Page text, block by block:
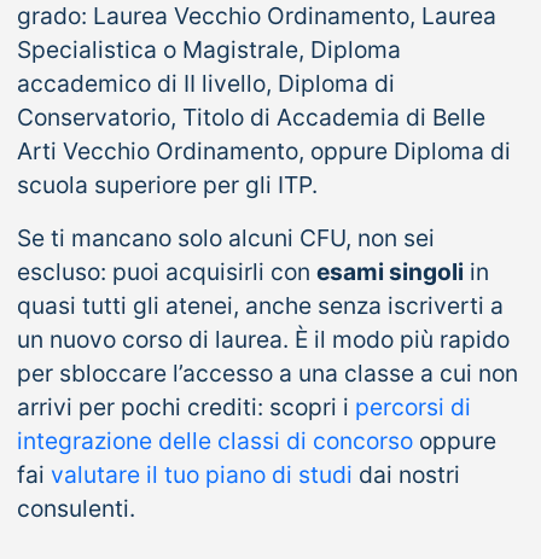
grado: Laurea Vecchio Ordinamento, Laurea
Specialistica o Magistrale, Diploma
accademico di II livello, Diploma di
Conservatorio, Titolo di Accademia di Belle
Arti Vecchio Ordinamento, oppure Diploma di
scuola superiore per gli ITP.
Se ti mancano solo alcuni CFU, non sei
escluso: puoi acquisirli conesami singoli in
quasi tutti gli atenei, anche senza iscriverti a
un nuovo corso di laurea. È il modo più rapido
per sbloccare l’accesso a una classe a cui non
arrivi per pochi crediti: scopri i percorsi di
integrazione delle classi di concorso oppure
faivalutare il tuo piano di studi dai nostri
consulenti.